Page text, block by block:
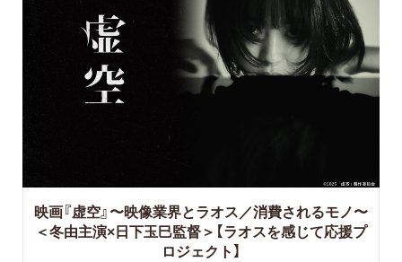
映画『虚空』〜映像業界とラオス／消費されるモノ〜
＜冬由主演×日下玉巳監督＞【ラオスを感じて応援プ
ロジェクト】